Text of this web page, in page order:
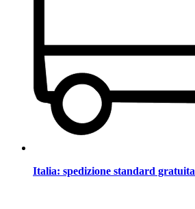
Italia: spedizione standard gratuita